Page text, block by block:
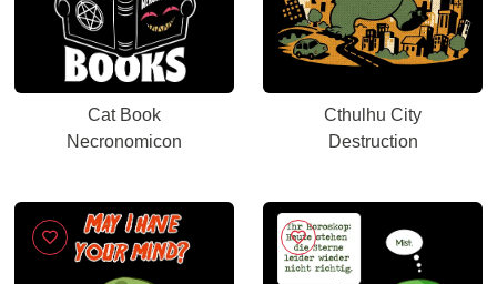
Cat Book
Necronomicon
Cthulhu City
Destruction